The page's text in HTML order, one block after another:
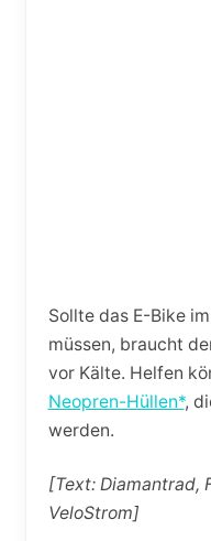
Sollte das E-Bike
müssen, braucht
vor Kälte. Helfen
Neopren-Hüllen*,
werden.
[Text: Diamantrad,
VeloStrom]